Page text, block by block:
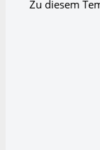
Zu diesem